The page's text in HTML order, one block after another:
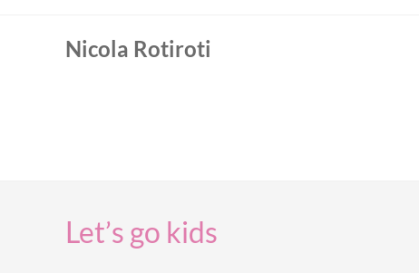
Nicola Rotiroti
Let’s go kids